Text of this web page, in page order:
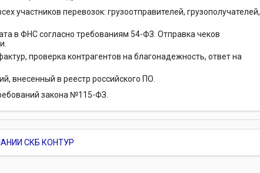
участников перевозок: грузоотправителей, грузополучателей,
в ФНС согласно требованиям 54-ФЗ. Отправка чеков
проверка контрагентов на благонадежность, ответ на
внесенный в реестр российского ПО.
закона №115-ФЗ.
СКБ КОНТУР